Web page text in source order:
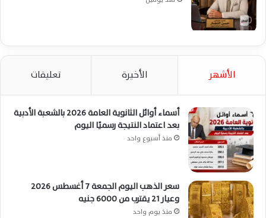
الأشهر الأخيرة تعليقات
أسماء أوائل الثانوية العامة 2026 بالشعبة الأدبية
بعد اعتماد النتيجة رسميًا اليوم
منذ أسبوع واحد
سعر الذهب اليوم الجمعة 7 أغسطس 2026
وعيار 21 يقترب من 6000 جنيه
منذ يوم واحد